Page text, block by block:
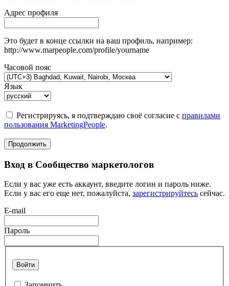
Адрес профиля
Это будет в конце ссылки на ваш профиль, например:
http://www.marpeople.com/profile/yourname
Часовой пояс
Язык
Регистрируясь, я подтверждаю своё согласие с правилами
пользования MarketingPeople.
Продолжить
Вход в Сообщество маркетологов
Если у вас уже есть аккаунт, введите логин и пароль ниже.
Если у вас его еще нет, пожалуйста, зарегистрируйтесь сейчас.
E-mail
Пароль
Войти